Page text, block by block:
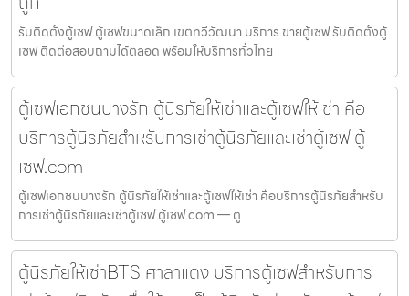
รับติดตั้งตู้เซฟ ตู้เซฟขนาดเล็ก เขตทวีวัฒนา บริการ ขายตู้เซฟ รับติดตั้งตู้
เซฟ ติดต่อสอบถามได้ตลอด พร้อมให้บริการทั่วไทย
ตู้เซฟเอกชนบางรัก ตู้นิรภัยให้เช่าและตู้เซฟให้เช่า คือ
บริการตู้นิรภัยสำหรับการเช่าตู้นิรภัยและเช่าตู้เซฟ ตู้
เซฟ.com
ตู้เซฟเอกชนบางรัก ตู้นิรภัยให้เช่าและตู้เซฟให้เช่า คือบริการตู้นิรภัยสำหรับ
การเช่าตู้นิรภัยและเช่าตู้เซฟ ตู้เซฟ.com — ตู
ตู้นิรภัยให้เช่าBTS ศาลาแดง บริการตู้เซฟสำหรับการ